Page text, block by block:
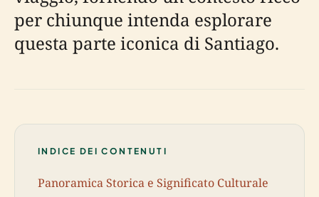
per chiunque intenda esplorare
questa parte iconica di Santiago.
INDICE DEI CONTENUTI
Panoramica Storica e Significato Culturale